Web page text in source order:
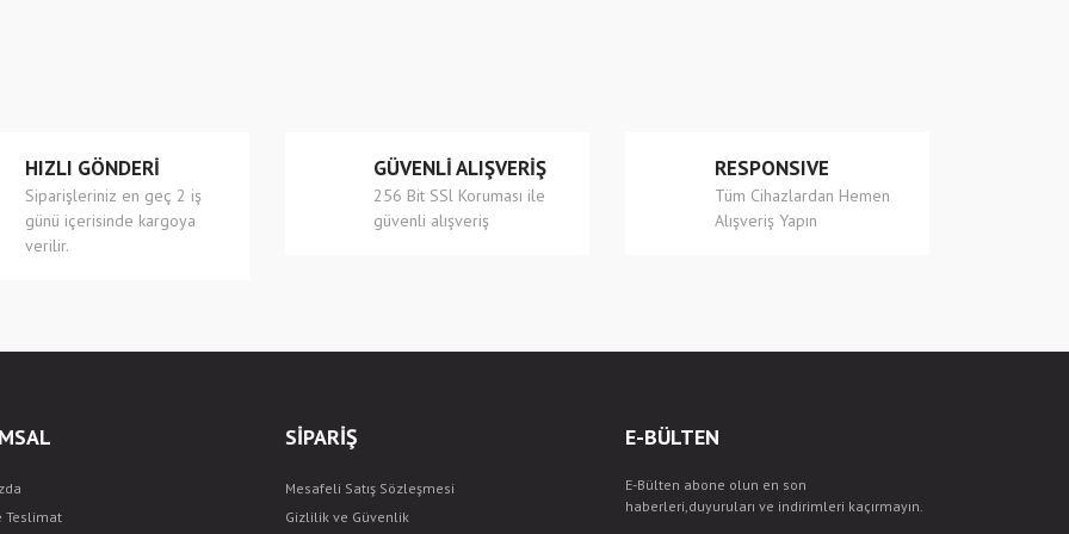
HIZLI GÖNDERİ
Siparişleriniz en geç 2 iş
günü içerisinde kargoya
verilir.
GÜVENLİ ALIŞVERİŞ
256 Bit SSl Koruması ile
güvenli alışveriş
RESPONSIVE
Tüm Cihazlardan Hemen
Alışveriş Yapın
Teslimat
SİPARİŞ
Mesafeli Satış Sözleşmesi
Gizlilik ve Güvenlik
E-BÜLTEN
E-Bülten abone olun en son
haberleri,duyuruları ve indirimleri kaçırmayın.